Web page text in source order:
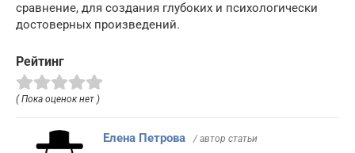
сравнение, для создания глубоких и психологически
достоверных произведений.
Рейтинг
( Пока оценок нет )
Елена Петрова / автор статьи